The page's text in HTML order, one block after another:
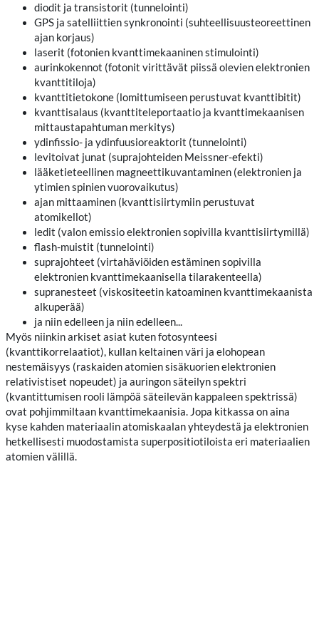
diodit ja transistorit (tunnelointi)
GPS ja satelliittien synkronointi (suhteellisuusteoreettinen
ajan korjaus)
laserit (fotonien kvanttimekaaninen stimulointi)
aurinkokennot (fotonit virittävät piissä olevien elektronien
kvanttitiloja)
kvanttitietokone (lomittumiseen perustuvat kvanttibitit)
kvanttisalaus (kvanttiteleportaatio ja kvanttimekaanisen
mittaustapahtuman merkitys)
ydinfissio- ja ydinfuusioreaktorit (tunnelointi)
levitoivat junat (suprajohteiden Meissner-efekti)
lääketieteellinen magneettikuvantaminen (elektronien ja
ytimien spinien vuorovaikutus)
ajan mittaaminen (kvanttisiirtymiin perustuvat
atomikellot)
ledit (valon emissio elektronien sopivilla kvanttisiirtymillä)
flash-muistit (tunnelointi)
suprajohteet (virtahäviöiden estäminen sopivilla
elektronien kvanttimekaanisella tilarakenteella)
supranesteet (viskositeetin katoaminen kvanttimekaanista
alkuperää)
ja niin edelleen ja niin edelleen...
Myös niinkin arkiset asiat kuten fotosynteesi
(kvanttikorrelaatiot), kullan keltainen väri ja elohopean
nestemäisyys (raskaiden atomien sisäkuorien elektronien
relativistiset nopeudet) ja auringon säteilyn spektri
(kvantittumisen rooli lämpöä säteilevän kappaleen spektrissä)
ovat pohjimmiltaan kvanttimekaanisia. Jopa kitkassa on aina
kyse kahden materiaalin atomiskaalan yhteydestä ja elektronien
hetkellisesti muodostamista superpositiotiloista eri materiaalien
atomien välillä.